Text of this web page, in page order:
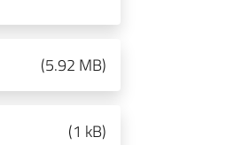
(5.92 MB)
(1 kB)